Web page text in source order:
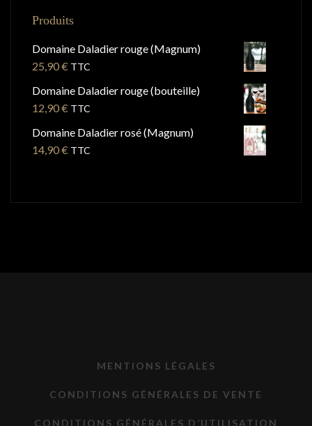
Produits
Domaine Daladier rouge (Magnum)
25,90€ TTC
Domaine Daladier rouge (bouteille)
12,90€ TTC
Domaine Daladier rosé (Magnum)
14,90€ TTC
MENTIONS LÉGALES
CONDITIONS GÉNÉRALES DE VENTE
CONDITIONS GÉNÉRALES D’UTILISATION